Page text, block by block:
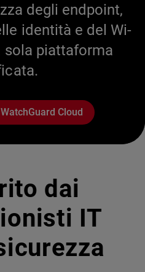
degli endpoint,
identità e del Wi-
sola piattaforma
Cloud
dai
IT